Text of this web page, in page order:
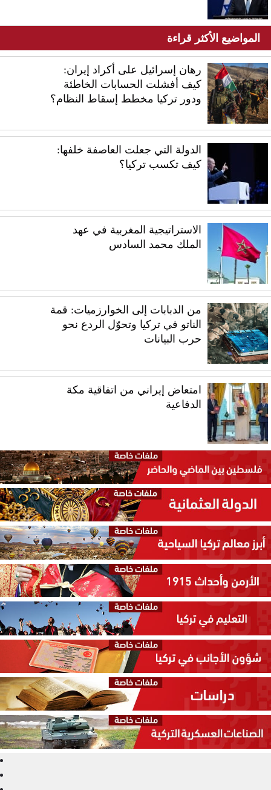
المواضيع الأكثر قراءة
رهان إسرائيل على أكراد إيران:
كيف أفشلت الحسابات الخاطئة
ودور تركيا مخطط إسقاط النظام؟
الدولة التي جعلت العاصفة خلفها:
كيف تكسب تركيا؟
الاستراتيجية المغربية في عهد
الملك محمد السادس
من الدبابات إلى الخوارزميات: قمة
الناتو في تركيا وتحوّل الردع نحو
حرب البيانات
امتعاض إيراني من اتفاقية مكة
الدفاعية